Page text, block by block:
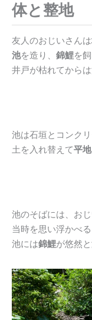
体と整地
友人のおじいさんは
池を造り、 錦鯉を
井戸が枯れてから
池は石垣とコンク
土を入れ替えて平地
池のそばには、お
当時を思い浮かべる
池には錦鯉が悠然